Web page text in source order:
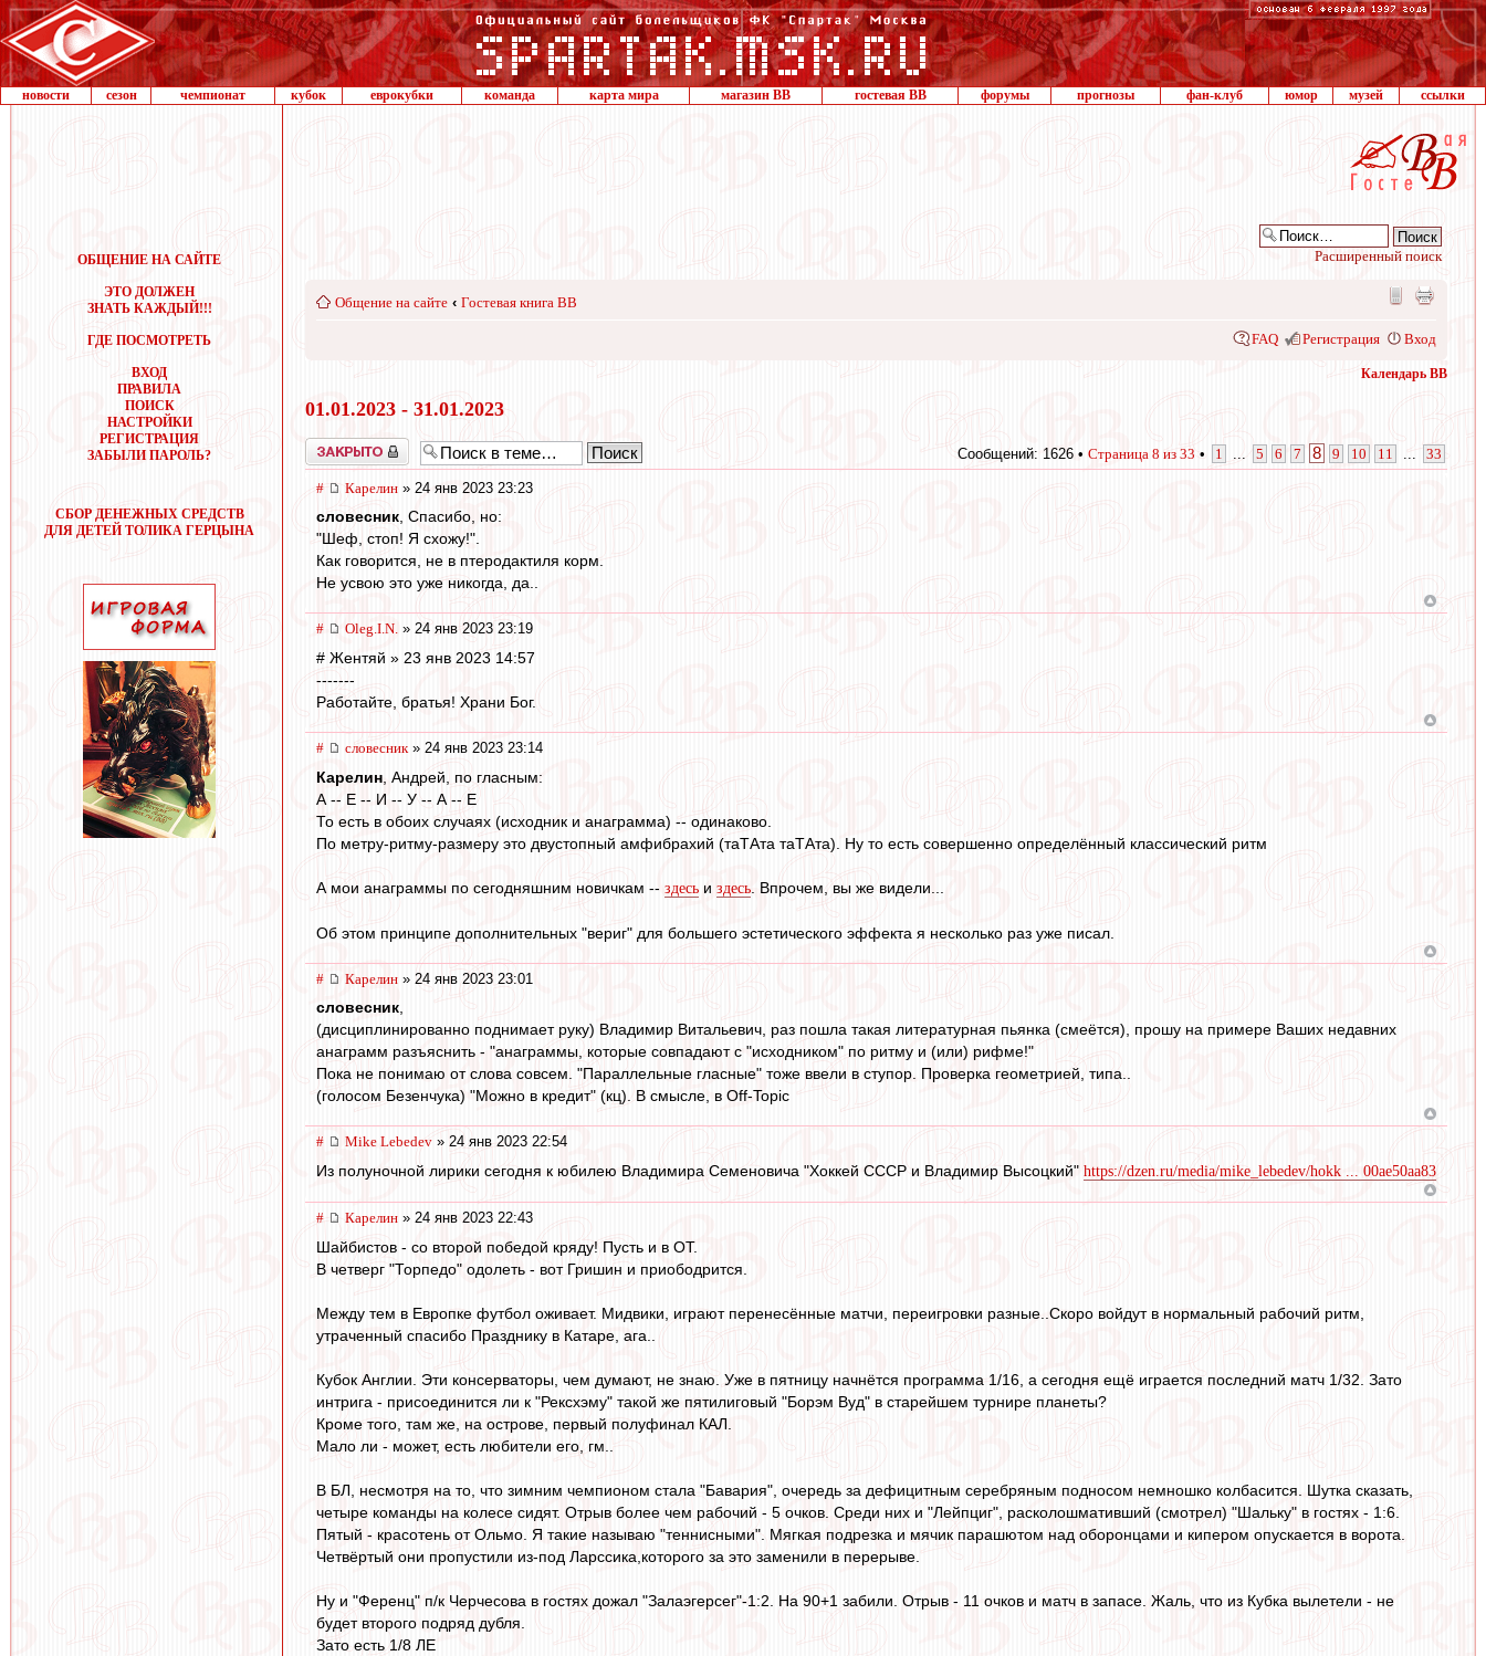
новости сезон чемпионат кубок еврокубки команда карта мира магазин ВВ гостевая ВВ форумы прогнозы фан-клуб юмор музей ссылки
ОБЩЕНИЕ НА САЙТЕ
ЭТО ДОЛЖЕН
ЗНАТЬ КАЖДЫЙ!!!
ГДЕ ПОСМОТРЕТЬ
ВХОД
ПРАВИЛА
ПОИСК
НАСТРОЙКИ
РЕГИСТРАЦИЯ
ЗАБЫЛИ ПАРОЛЬ?
СБОР ДЕНЕЖНЫХ СРЕДСТВ
ДЛЯ ДЕТЕЙ ТОЛИКА ГЕРЦЫНА
Расширенный поиск
Общение на сайте ‹ Гостевая книга ВВ
FAQ Регистрация Вход
Календарь ВВ
01.01.2023 - 31.01.2023
Закрыто Сообщений: 1626 • Страница 8 из 33 • 1 5 6 7 8 9 10 11 33
# Карелин » 24 янв 2023 23:23
словесник, Спасибо, но:
"Шеф, стоп! Я схожу!".
Как говорится, не в птеродактиля корм.
Не усвою это уже никогда, да..
# Oleg.I.N. » 24 янв 2023 23:19
# Жентяй » 23 янв 2023 14:57
-------
Работайте, братья! Храни Бог.
# словесник» 24 янв 2023 23:14
Карелин , Андрей, по гласным:
А -- Е -- И -- У -- А -- Е
То есть в обоих случаях (исходник и анаграмма) -- одинаково.
По метру-ритму-размеру это двустопный амфибрахий (таТАта таТАта). Ну то есть совершенно определённый классический ритм
А мои анаграммы по сегодняшним новичкам -- здесь и здесь . Впрочем, вы же видели...
Об этом принципе дополнительных "вериг" для большего эстетического эффекта я несколько раз уже писал.
# Карелин » 24 янв 2023 23:01
словесник,
(дисциплинированно поднимает руку) Владимир Витальевич, раз пошла такая литературная пьянка (смеётся), прошу на примере Ваших недавних
анаграмм разъяснить - "анаграммы, которые совпадают с "исходником" по ритму и (или) рифме!"
Пока не понимаю от слова совсем. "Параллельные гласные" тоже ввели в ступор. Проверка геометрией, типа..
(голосом Безенчука) "Можно в кредит" (кц). В смысле, в Off-Topic
# Mike Lebedev » 24 янв 2023 22:54
Из полуночной лирики сегодня к юбилею Владимира Семеновича "Хоккей СССР и Владимир Высоцкий" https://dzen.ru/media/mike_lebedev/hokk ... 00ae50aa83
# Карелин » 24 янв 2023 22:43
Шайбистов - со второй победой кряду! Пусть и в ОТ.
В четверг "Торпедо" одолеть - вот Гришин и приободрится.
Между тем в Европке футбол оживает. Мидвики, играют перенесённые матчи, переигровки разные..Скоро войдут в нормальный рабочий ритм,
утраченный спасибо Празднику в Катаре, ага..
Кубок Англии. Эти консерваторы, чем думают, не знаю. Уже в пятницу начнётся программа 1/16, а сегодня ещё играется последний матч 1/32. Зато
интрига - присоединится ли к "Рексхэму" такой же пятилиговый "Борэм Вуд" в старейшем турнире планеты?
Кроме того, там же, на острове, первый полуфинал КАЛ.
Мало ли - может, есть любители его, гм..
В БЛ, несмотря на то, что зимним чемпионом стала "Бавария", очередь за дефицитным серебряным подносом немношко колбасится. Шутка сказать,
четыре команды на колесе сидят. Отрыв более чем рабочий - 5 очков. Среди них и "Лейпциг", расколошмативший (смотрел) "Шальку" в гостях - 1:6.
Пятый - красотень от Ольмо. Я такие называю "теннисными". Мягкая подрезка и мячик парашютом над оборонцами и кипером опускается в ворота.
Четвёртый они пропустили из-под Ларссика,которого за это заменили в перерыве.
Ну и "Ференц" п/к Черчесова в гостях дожал "Залаэгерсег"-1:2. На 90+1 забили. Отрыв - 11 очков и матч в запасе. Жаль, что из Кубка вылетели - не
будет второго подряд дубля.
Зато есть 1/8 ЛЕ